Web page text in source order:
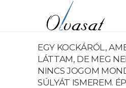
EGY KOCKÁRÓL,
LÁTTAM, DE MEG
NINCS JOGOM
SÚLYÁT ISMEREM.